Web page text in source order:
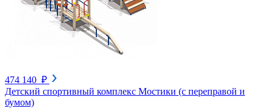
474 140 ₽
Детский спортивный комплекс Мостики (с переправой и
бумом)